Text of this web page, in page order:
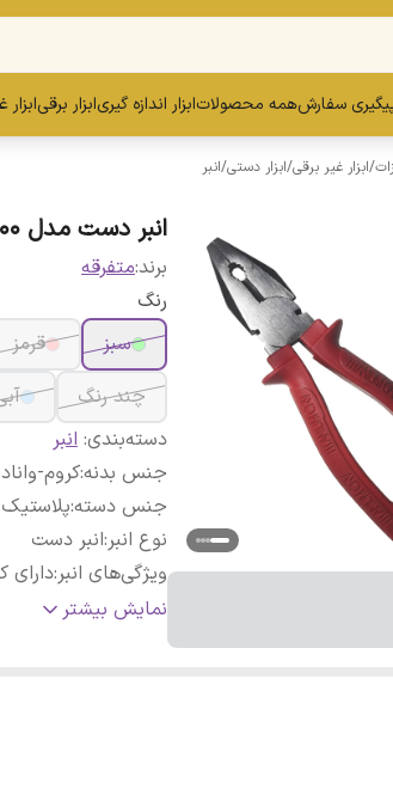
سفارشهمه محصولاتابزار اندازه گیریابزار برقیابزار
/ابزار غیر برقی/ابزار دستی/انبر
انبر دست مدل BKF00 سایز 8 اینچ
برند:متفرقه
رنگ
سبز
قرمز
چند رنگ
دسته‌بندی: انبر
جنس بدنه:کروم-
جنس دسته:پلاستیک
نوع انبر:انبر دست
ویژگی‌های انبر:دارای
ابعاد:160x40x20 میلی‌متر
نمایش بیشتر